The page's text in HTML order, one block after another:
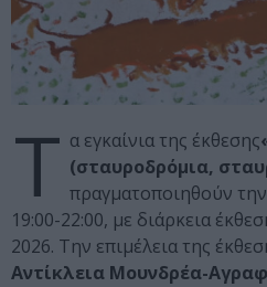
Τ α εγκαίνια της έκθεσης
(σταυροδρόμια,
πραγματοποιηθούν
19:00-22:00, με διάρκεια
2026. Την επιμέλεια της
Αντίκλεια Μουνδρέα-